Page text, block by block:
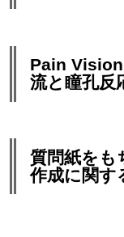
Pain
流と瞳孔反
質問紙をも
作成に関す